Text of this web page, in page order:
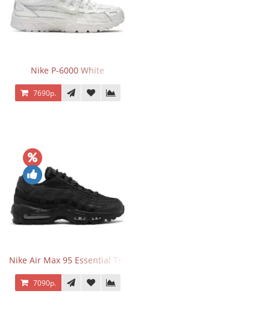
Nike P-6000 White
7690р.
Nike Air Max 95 Essential Triple Black
7090р.